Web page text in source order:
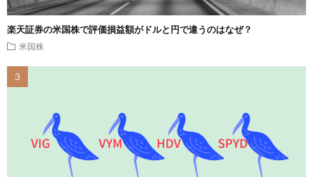
楽天証券の米国株で評価損益額がドルと円で違うのはなぜ？
米国株